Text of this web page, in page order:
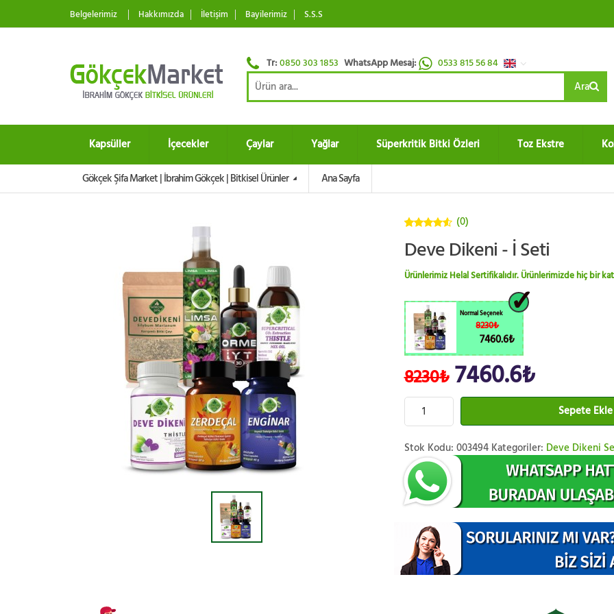
Belgelerimiz Hakkımızda İletişim Bayilerimiz S.S.S
Tr:0850 303 1853 WhatsApp Mesaj: 0533 815 56 84
Ara
Kapsüller İçecekler Çaylar Yağlar Süperkritik Bitki Özleri Toz Ekstre
Gökçek Şifa Market | İbrahim Gökçek | Bitkisel Ürünler Ana Sayfa
üzerinden
(0)
Deve Dikeni - İ Seti
Ürünlerimiz Helal Sertifikalıdır. Ürünlerimizde hiç bir
Normal Seçenek
8230₺
7460.6₺
8230₺7460.6₺
Sepete Ekle
Stok Kodu: 003494 Kategoriler: Deve Dikeni